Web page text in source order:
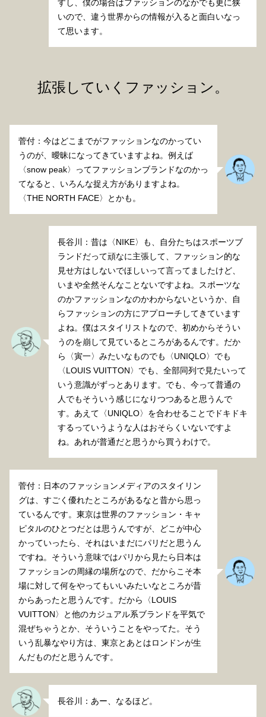
すし、僕の場合はファッションのなかでも更に狭
いので、違う世界からの情報が入ると面白いなっ
て思います。
拡張していくファッション。
菅付：今はどこまでがファッションなのかってい
うのが、曖昧になってきていますよね。例えば
〈snow peak〉ってファッションブランドなのかっ
てなると、いろんな捉え方がありますよね。
〈THE NORTH FACE〉とかも。
長谷川：昔は〈NIKE〉も、自分たちはスポーツブ
ランドだって頑なに主張して、ファッション的な
見せ方はしないでほしいって言ってましたけど、
いまや全然そんなことないですよね。スポーツな
のかファッションなのかわからないというか、自
らファッションの方にアプローチしてきています
よね。僕はスタイリストなので、初めからそうい
うのを崩して見ているところがあるんです。だか
ら〈寅一〉みたいなものでも〈UNIQLO〉でも
〈LOUIS VUITTON〉でも、全部同列で見たいって
いう意識がずっとあります。でも、今って普通の
人でもそういう感じになりつつあると思うんで
す。あえて〈UNIQLO〉を合わせることでドキドキ
するっていうような人はおそらくいないですよ
ね。あれが普通だと思うから買うわけで。
菅付：日本のファッションメディアのスタイリン
グは、すごく優れたところがあるなと昔から思っ
ているんです。東京は世界のファッション・キャ
ピタルのひとつだとは思うんですが、どこが中心
かっていったら、それはいまだにパリだと思うん
ですね。そういう意味ではパリから見たら日本は
ファッションの周縁の場所なので、だからこそ本
場に対して何をやってもいいみたいなところが昔
からあったと思うんです。だから〈LOUIS
VUITTON〉と他のカジュアル系ブランドを平気で
混ぜちゃうとか、そういうことをやってた。そう
いう乱暴なやり方は、東京とあとはロンドンが生
んだものだと思うんです。
長谷川：あー、なるほど。